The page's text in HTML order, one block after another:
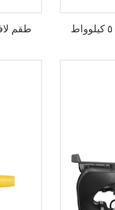
طقم لافا